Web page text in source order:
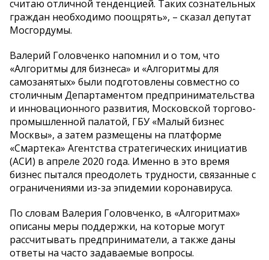
считаю отличной тенденцией. Таких сознательных
граждан необходимо поощрять», – сказал депутат
Мосгордумы.
Валерий Головченко напомнил и о том, что
«Алгоритмы для бизнеса» и «Алгоритмы для
самозанятых» были подготовлены совместно со
столичным Департаментом предпринимательства
и инновационного развития, Московской торгово-
промышленной палатой, ГБУ «Малый бизнес
Москвы», а затем размещены на платформе
«Смартека» Агентства стратегических инициатив
(АСИ) в апреле 2020 года. Именно в это время
бизнес пытался преодолеть трудности, связанные с
ограничениями из-за эпидемии коронавируса.
По словам Валерия Головченко, в «Алгоритмах»
описаны меры поддержки, на которые могут
рассчитывать предприниматели, а также даны
ответы на часто задаваемые вопросы.